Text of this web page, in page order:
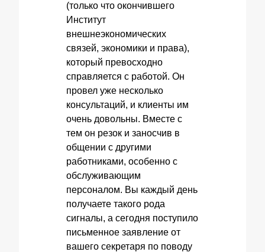
(только что окончившего
Институт
внешнеэкономических
связей, экономики и права),
который превосходно
справляется с работой. Он
провел уже несколько
консультаций, и клиенты им
очень довольны. Вместе с
тем он резок и заносчив в
общении с другими
работниками, особенно с
обслуживающим
персоналом. Вы каждый день
получаете такого рода
сигналы, а сегодня поступило
письменное заявление от
вашего секретаря по поводу